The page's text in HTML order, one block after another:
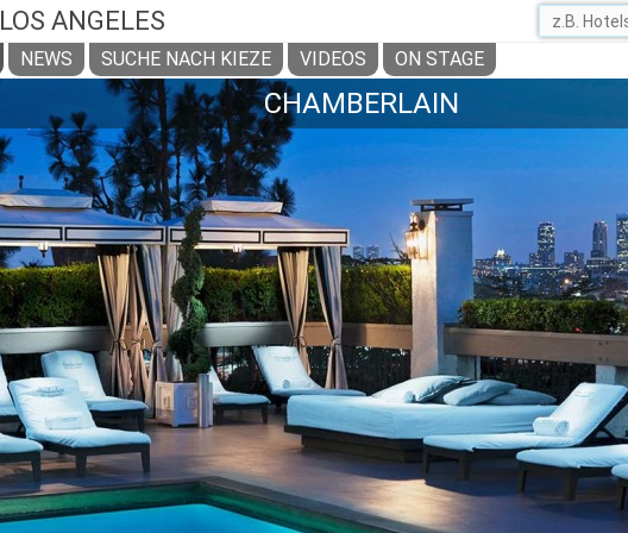
LOS ANGELES
NEWS SUCHE NACH KIEZE VIDEOS ON STAGE
CHAMBERLAIN